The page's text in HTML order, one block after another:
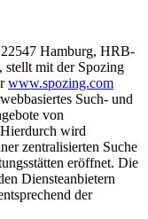
Hamburg, HRB-
stellt mit der Spozing
www.spozing.com
Such- und
von
wird
zentralisierten Suche
eröffnet. Die
Diensteanbietern
der